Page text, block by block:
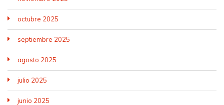
octubre 2025
septiembre 2025
agosto 2025
julio 2025
junio 2025